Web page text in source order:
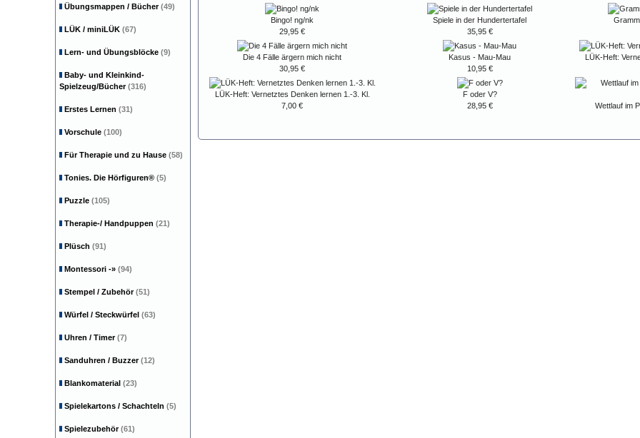
Bingo! ng/nk
29,95 €
Spiele in der Hundertertafel
35,95 €
Die 4 Fälle ärgern mich nicht
30,95 €
Kasus - Mau-Mau
10,95 €
LÜK-Heft:
LÜK-Heft: Vernetztes Denken lernen 1.-3. Kl.
7,00 €
F oder V?
28,95 €
Wettlauf im
Übungsmappen / Bücher(49)
LÜK / miniLÜK (67)
Lern- und Übungsblöcke (9)
Baby- und Kleinkind-
Spielzeug/Bücher(316)
Erstes Lernen (31)
Vorschule (100)
Für Therapie und zu Hause (58)
Tonies. Die Hörfiguren® (5)
Puzzle (105)
Therapie-/ Handpuppen (21)
Plüsch (91)
Montessori -» (94)
Stempel / Zubehör(51)
Würfel / Steckwürfel (63)
Uhren / Timer(7)
Sanduhren / Buzzer(12)
Blankomaterial (23)
Spielekartons / Schachteln (5)
Spielezubehör(61)